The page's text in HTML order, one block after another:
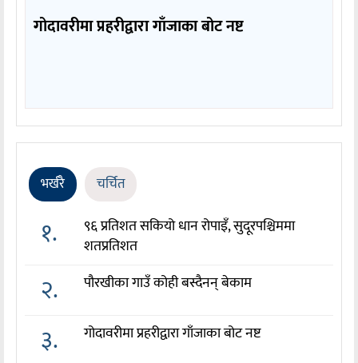
गोदावरीमा प्रहरीद्वारा गाँजाका बोट नष्ट
भर्खरै चर्चित
१.
९६ प्रतिशत सकियो धान रोपाइँ, सुदूरपश्चिममा
शतप्रतिशत
२. पौरखीका गाउँ कोही बस्दैनन् बेकाम
३. गोदावरीमा प्रहरीद्वारा गाँजाका बोट नष्ट